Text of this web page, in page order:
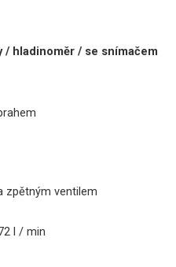
hladinoměr / se snímačem
zpětným ventilem
l / min